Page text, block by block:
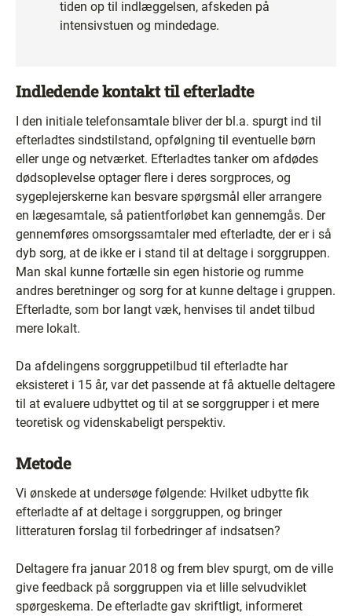
tiden op til indlæggelsen, afskeden på
intensivstuen og mindedage.
Indledende kontakt til efterladte
I den initiale telefonsamtale bliver der bl.a. spurgt ind til
efterladtes sindstilstand, opfølgning til eventuelle børn
eller unge og netværket. Efterladtes tanker om afdødes
dødsoplevelse optager flere i deres sorgproces, og
sygeplejerskerne kan besvare spørgsmål eller arrangere
en lægesamtale, så patientforløbet kan gennemgås. Der
gennemføres omsorgssamtaler med efterladte, der er i så
dyb sorg, at de ikke er i stand til at deltage i sorggruppen.
Man skal kunne fortælle sin egen historie og rumme
andres beretninger og sorg for at kunne deltage i gruppen.
Efterladte, som bor langt væk, henvises til andet tilbud
mere lokalt.
Da afdelingens sorggruppetilbud til efterladte har
eksisteret i 15 år, var det passende at få aktuelle deltagere
til at evaluere udbyttet og til at se sorggrupper i et mere
teoretisk og videnskabeligt perspektiv.
Metode
Vi ønskede at undersøge følgende: Hvilket udbytte fik
efterladte af at deltage i sorggruppen, og bringer
litteraturen forslag til forbedringer af indsatsen?
Deltagere fra januar 2018 og frem blev spurgt, om de ville
give feedback på sorggruppen via et lille selvudviklet
spørgeskema. De efterladte gav skriftligt, informeret